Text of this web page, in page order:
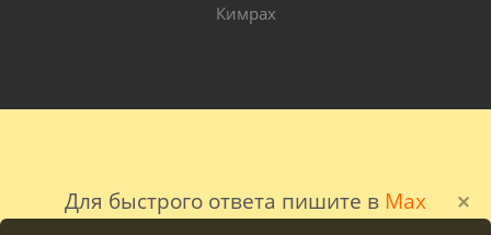
Для быстрого ответа пишите в Max
Кимрах